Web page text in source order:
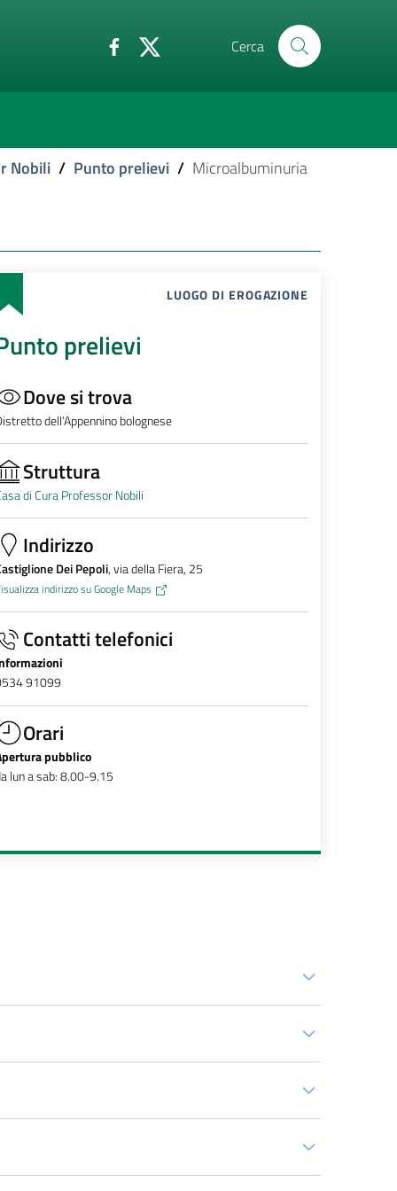
Cerca
Nobili / Punto prelievi / Microalbuminuria
LUOGO DI EROGAZIONE
prelievi
Dove si trova
dell’Appennino bolognese
Struttura
di Cura Professor Nobili
Indirizzo
Dei Pepoli, via della Fiera, 25
indirizzo su Google Maps
Contatti telefonici
91099
Orari
pubblico
lun a sab: 8.00-9.15